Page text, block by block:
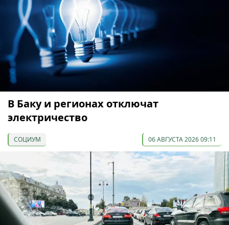
В Баку и регионах отключат
электричество
СОЦИУМ 06 АВГУСТА 2026 09:11